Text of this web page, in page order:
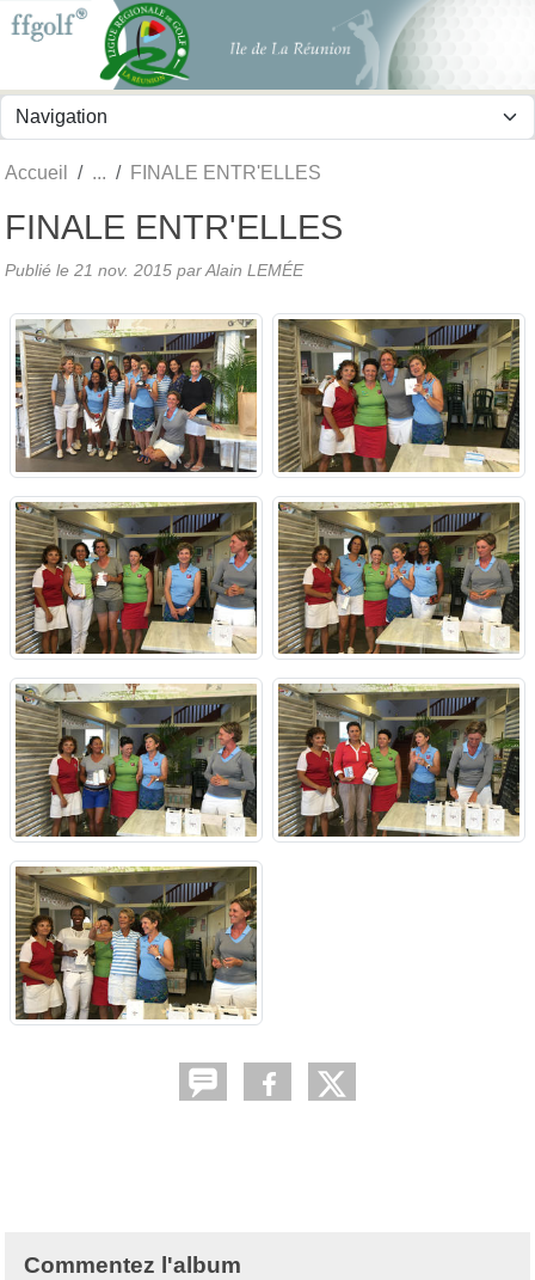
Accueil FINALE ENTR'ELLES
FINALE ENTR'ELLES
Publié le 21 nov. 2015 parAlain LEMÉE
Commentez l'album
Panneau de gestion des cookies